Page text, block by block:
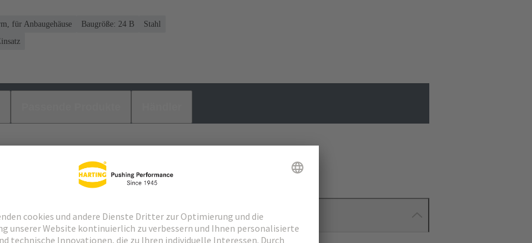
für Anbaugehäuse Baugröße: 24 B
Stahl